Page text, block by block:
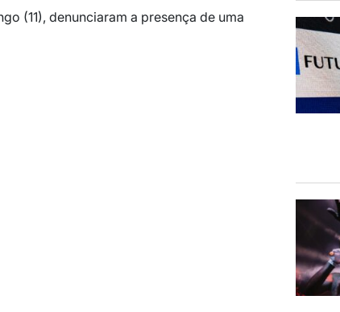
(11), denunciaram a presença de uma